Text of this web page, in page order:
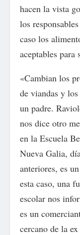
hacen la vista
los
caso los
aceptables
«Cambian los
de viandas y
un padre.
nos dice otro
en la Escuela
Nueva Galia,
anteriores, es
esta caso, una
escolar nos
es un
cercano de la